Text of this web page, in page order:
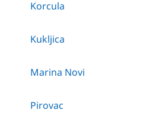
Korcula
Kukljica
Marina Novi
Pirovac